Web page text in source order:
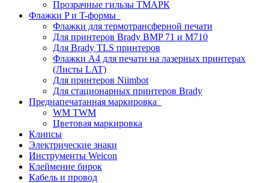
Прозрачные гильзы ТМАРК
Флажки P и T-формы
Флажки для термотрансферной печати
Для принтеров Brady BMP 71 и M710
Для Brady TLS принтеров
Флажки A4 для печати на лазерных принтерах
(Листы LAT)
Для принтеров Niimbot
Для стационарных принтеров Brady
Преднапечатанная маркировка
WM TWM
Цветовая маркировка
Клипсы
Электрические знаки
Инструменты Weicon
Клеймение бирок
Кабель и провод